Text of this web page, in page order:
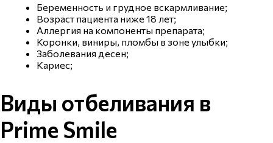
Беременность и грудное вскармливание;
Возраст пациента ниже 18 лет;
Аллергия на компоненты препарата;
Коронки, виниры, пломбы в зоне улыбки;
Заболевания десен;
Кариес;
Виды отбеливания в
Prime Smile